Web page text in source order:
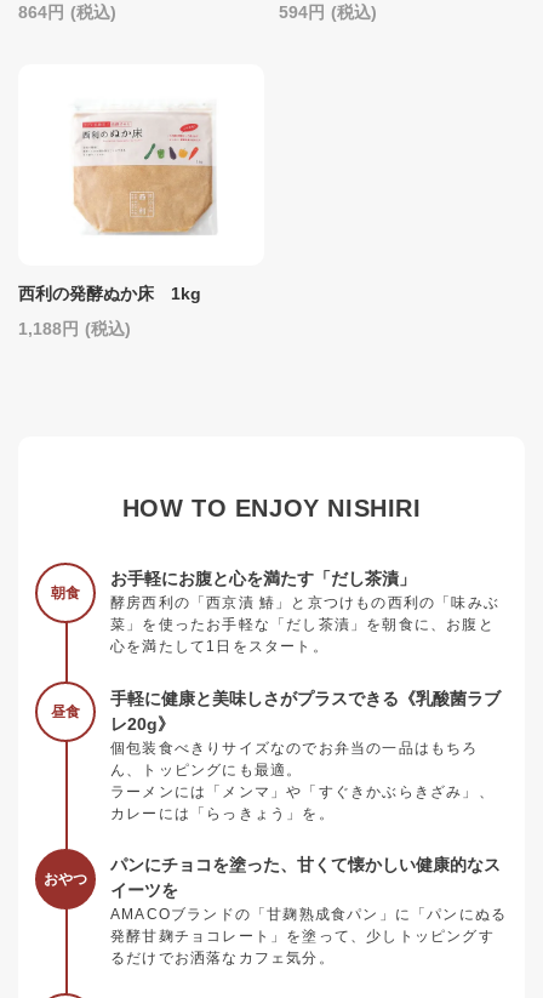
864
(税込)
594
(税込)
西利の発酵ぬか床 1kg
1,188
(税込)
HOW TO ENJOY NISHIRI
朝食
お手軽にお腹と心を満たす「だし茶漬」
酵房西利の「西京漬 鰆」と京つけもの西利の「味みぶ
菜」を使ったお手軽な「だし茶漬」を朝食に、お腹と
心を満たして1日をスタート。
昼食
手軽に健康と美味しさがプラスできる《乳酸菌ラブ
レ20g》
個包装食べきりサイズなのでお弁当の一品はもちろ
ん、トッピングにも最適。
ラーメンには「メンマ」や「すぐきかぶらきざみ」、
カレーには「らっきょう」を。
おやつ
パンにチョコを塗った、甘くて懐かしい健康的なス
イーツを
AMACOブランドの「甘麹熟成食パン」に「パンにぬる
発酵甘麹チョコレート」を塗って、少しトッピングす
るだけでお洒落なカフェ気分。